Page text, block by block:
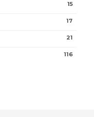
15
17
21
116